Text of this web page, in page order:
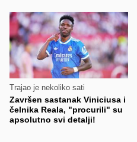
Trajao je nekoliko sati
Završen sastanak Viniciusa i
čelnika Reala, "procurili" su
apsolutno svi detalji!